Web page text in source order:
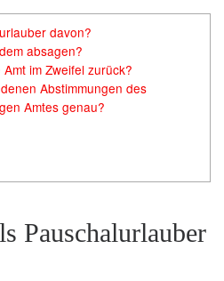
davon?
absagen?
im Zweifel zurück?
Abstimmungen des
Amtes genau?
Pauschalurlauber